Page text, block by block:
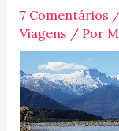
7 Comentários
Viagens / Por